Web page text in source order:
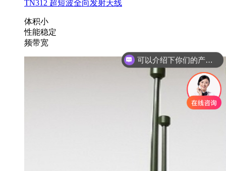
TN312 超短波全向发射天线
体积小
性能稳定
频带宽
你们是怎么收费的呢